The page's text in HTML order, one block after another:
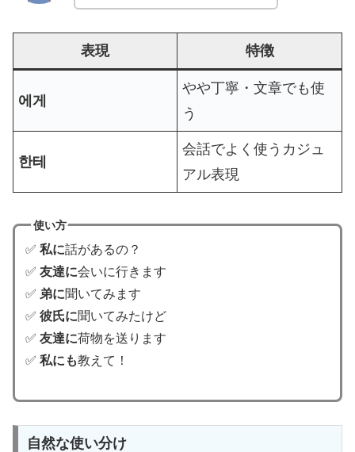
表現 特徴
에게
やや丁寧・文章でも使
う
한테
会話でよく使うカジュ
アル表現
使い方
✅ 私に話があるの？
✅ 友達に会いに行きます
✅ 弟に聞いてみます
✅ 彼氏に聞いてみたけど
✅ 友達に荷物を送ります
✅ 私にも教えて！
自然な使い分け